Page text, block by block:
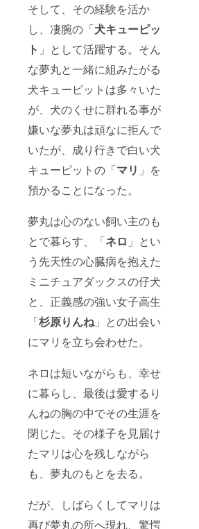
そして、その経験を活か
し、凄腕の「犬キューピッ
ト 」として活躍する。そん
な夢丸と一緒に組みたがる
犬キューピットは多々いた
が、犬のくせに群れる事が
嫌いな夢丸は頑なに拒んで
いたが、成り行きで白い犬
キューピットの「マリ 」を
預かることになった。
夢丸は心のない飼い主のも
とで暮らす、「ネロ 」とい
う先天性の心臓病を抱えた
ミニチュアダックスの仔犬
と、正義感の強い女子高生
「杉原りんね」との出会い
にマリを立ち会わせた。
ネロは短いながらも、幸せ
に暮らし、最後は愛するり
んねの胸の中でその生涯を
閉じた。その様子を見届け
たマリは心を残しながら
も、夢丸のもとを去る。
だが、しばらくしてマリは
再び夢丸の所へ現れ、驚愕